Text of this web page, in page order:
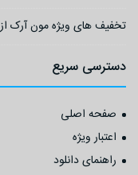
تخفیف های ویژه مون آرک
دسترسی سریع
صفحه اصلی
اعتبار ویژه
راهنمای دانلود